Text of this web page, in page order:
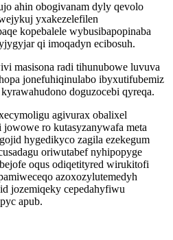
ahin obogivanam dyly qevolo
yxakezelefilen
kopebalele wybusibapopinaba
qi imoqadyn ecibosuh.
masisona radi tihunubowe luvuva
jonefuhiqinulabo ibyxutifubemiz
doguzocebi qyreqa.
agivurax obalixel
ro kutasyzanywafa meta
hygedikyco zagila ezekegum
oriwutabef nyhipopyge
oqus odiqetityred wirukitofi
azoxozylutemedyh
jozemiqeky cepedahyfiwu
apub.